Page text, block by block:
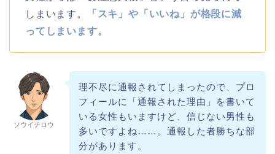
しまいます。
「スキ」や「いいね」が格段に減
ってしまいます。
ソウイチロウ
理不尽に通報されてしまったので、プロ
フィールに「通報された理由」を書いて
いる女性もいますけど、信じない男性も
多いですよね……。通報した者勝ちな部
分があります。